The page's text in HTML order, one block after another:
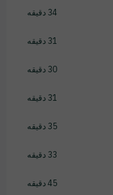
34 دقیقه
31 دقیقه
30 دقیقه
31 دقیقه
35 دقیقه
33 دقیقه
45 دقیقه